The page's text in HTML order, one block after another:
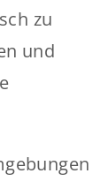
zu
und